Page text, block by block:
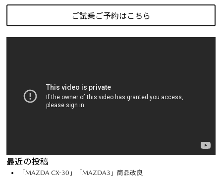
ご試乗ご予約はこちら
最近の投稿
「MAZDA CX-30」「MAZDA3」商品改良